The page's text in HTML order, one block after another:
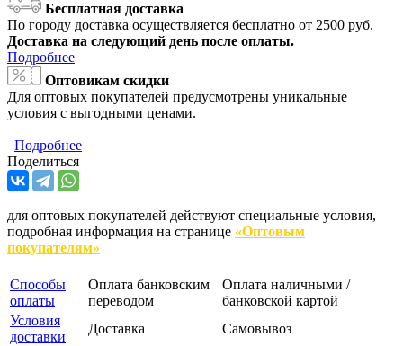
Бесплатная доставка
По городу доставка осуществляется бесплатно от 2500 руб.
Доставка на следующий день после оплаты.
Подробнее
Оптовикам скидки
Для оптовых покупателей предусмотрены уникальные
условия с выгодными ценами.
Подробнее
Поделиться
для оптовых покупателей действуют специальные условия,
подробная информация на странице «Оптовым
покупателям»
Способы
оплаты
Оплата банковским
переводом
Оплата наличными /
банковской картой
Условия
доставки
Доставка Самовывоз